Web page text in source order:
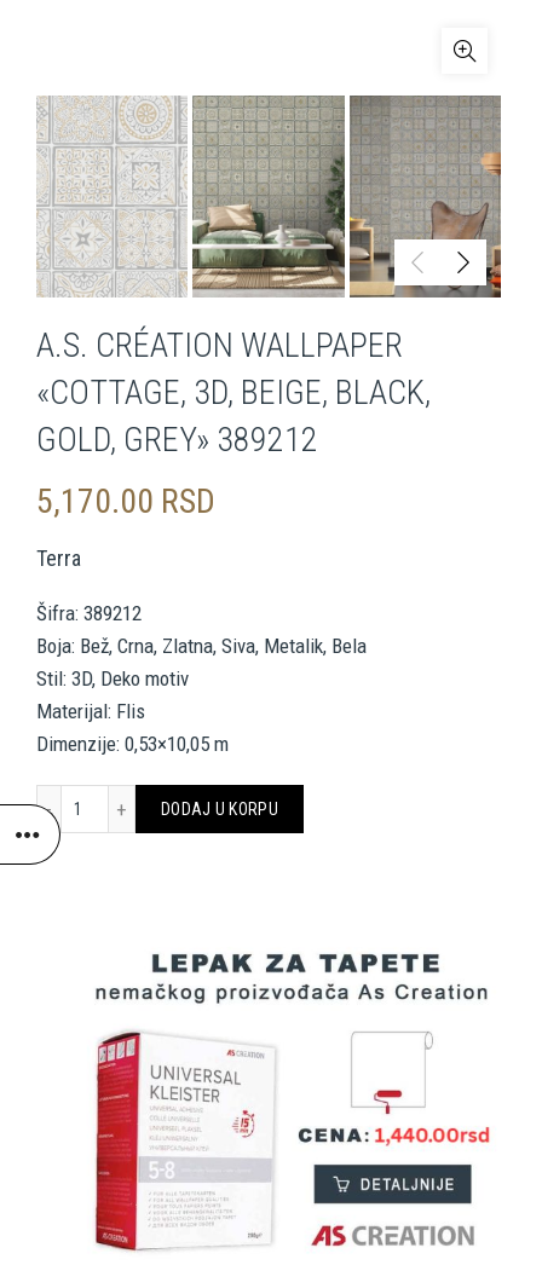
A.S. CRÉATION WALLPAPER
«COTTAGE, 3D, BEIGE, BLACK,
GOLD, GREY» 389212
5,170.00 RSD
Terra
Šifra: 389212
Boja: Bež, Crna, Zlatna, Siva, Metalik, Bela
Stil: 3D, Deko motiv
Materijal: Flis
Dimenzije: 0,53×10,05 m
DODAJ U KORPU